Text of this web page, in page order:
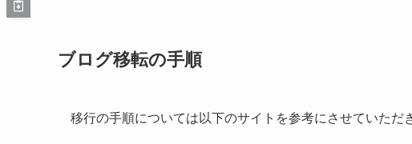
ブログ移転の手順
移行の手順については以下のサイトを参考にさせていただ